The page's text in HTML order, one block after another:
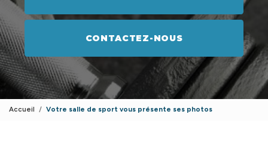
CONTACTEZ-NOUS
Accueil Votre salle de sport vous présente ses photos